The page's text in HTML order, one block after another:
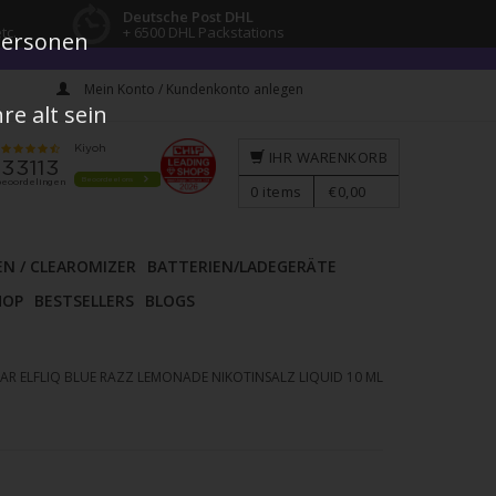
Deutsche Post DHL
+ 6500 DHL Packstations
Mein Konto / Kundenkonto anlegen
/ CLEAROMIZER
BATTERIEN/LADEGERÄTE
BESTSELLERS BLOGS
IHR WARENKORB
0 items €0,00
ELFLIQ BLUE RAZZ LEMONADE NIKOTINSALZ LIQUID 10 ML
alt sein